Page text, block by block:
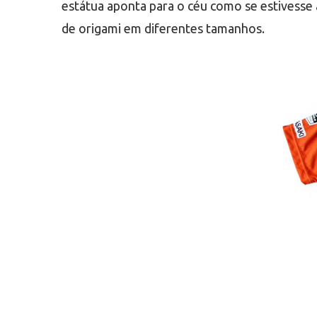
estátua aponta para o céu como se
de origami em diferentes tamanhos.